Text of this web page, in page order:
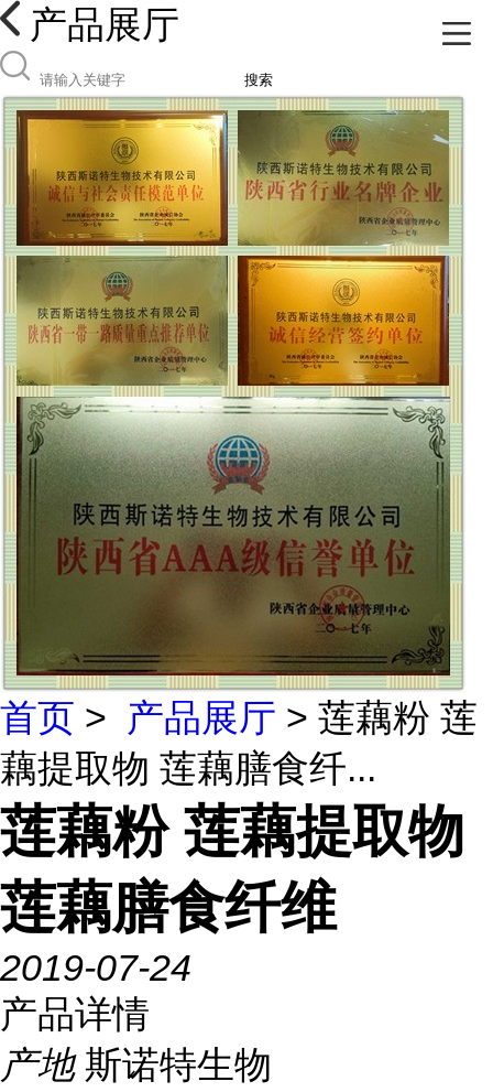
产品展厅
搜索
首页 > 产品展厅 > 莲藕粉 莲
藕提取物 莲藕膳食纤...
莲藕粉 莲藕提取物
莲藕膳食纤维
2019-07-24
产品详情
产地 斯诺特生物